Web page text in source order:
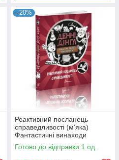
–20%
Реактивний посланець
справедливості (м'яка)
Фантастичні винаходи
Готово до відправки 1 од.